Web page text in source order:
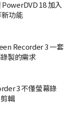
18 加入
功能
Recorder 3 一套
製的需求
3 不僅螢幕錄
輯